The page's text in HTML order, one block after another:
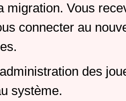
migration. Vous
connecter au
des
système.